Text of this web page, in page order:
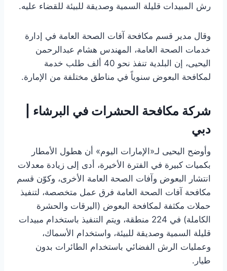
رش المبيدات قليلة السمية وصديقة للبيئة للقضاء عليه.
وقال مدير قسم مكافحة آفات الصحة العامة في إدارة
خدمات الصحة العامة، المهندس هشام عبدالرحمن
اليحيى، إن البلدية تنفذ نحو 40 ألف طلب خدمة
لمكافحة البعوض سنوياً في مناطق مختلفة من الإمارة.
شركة مكافحة الحشرات في البرشاء |
دبي
وأوضح اليحيى لـ«الإمارات اليوم» أن هطول الأمطار
بكميات كبيرة في الفترة الأخيرة، أدى إلى زيادة معدلات
انتشار البعوض وآفات الصحة العامة الأخرى، وكوّن قسم
مكافحة آفات الصحة العامة فرق عمل متخصصة، لتنفيذ
حملات مكثفة لمكافحة البعوض (اليرقات والحشرة
الكاملة) في 224 منطقة، ويتم التنفيذ باستخدام مبيدات
قليلة السمية وصديقة للبيئة، واستخدام الأسماك،
وعمليات الرش الفضائي باستخدام الطائرات بدون
طيار.